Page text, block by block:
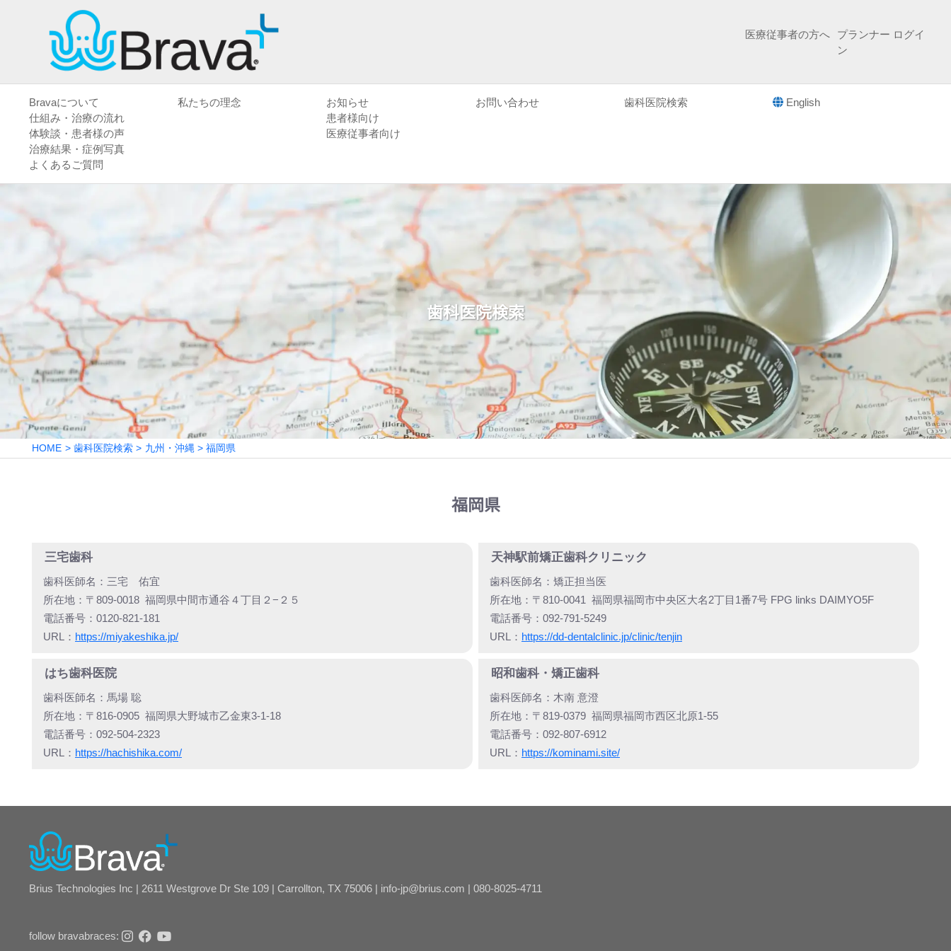
Bravaについて
仕組み・治療の流れ
体験談・患者様の声
治療結果・症例写真
よくあるご質問
私たちの理念
お知らせ
患者様向け
医療従事者向け
お問い合わせ 歯科医院検索 English
医療従事者の方へ
プランナー ログイ
ン
歯科医院検索
HOME 歯科医院検索 九州・沖縄 福岡県
福岡県
三宅歯科
歯科医師名： 三宅 佑宜
所在地： 〒809-0018 福岡県中間市通谷４丁目２−２５
電話番号： 0120-821-181
URL： https://miyakeshika.jp/
天神駅前矯正歯科クリニック
歯科医師名： 矯正担当医
所在地： 〒810-0041 福岡県福岡市中央区大名2丁目1番7号 FPG links DAIMYO5F
電話番号： 092-791-5249
URL： https://dd-dentalclinic.jp/clinic/tenjin
はち歯科医院
歯科医師名： 馬場 聡
所在地： 〒816-0905 福岡県大野城市乙金東3-1-18
電話番号： 092-504-2323
URL： https://hachishika.com/
昭和歯科・矯正歯科
歯科医師名： 木南 意澄
所在地： 〒819-0379 福岡県福岡市西区北原1-55
電話番号： 092-807-6912
URL： https://kominami.site/
Brius Technologies Inc | 2611 Westgrove Dr Ste 109 | Carrollton, TX 75006 | info-jp@brius.com | 080-8025-4711
follow bravabraces: